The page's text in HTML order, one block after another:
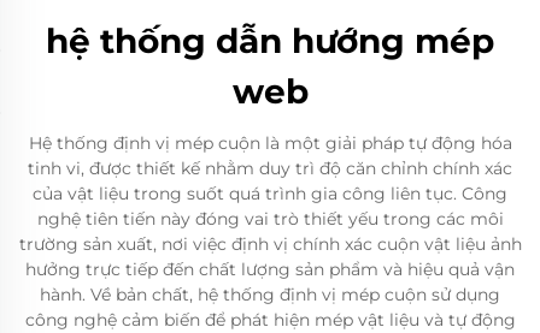
hệ thống dẫn hướng mép
web
Hệ thống định vị mép cuộn là một giải pháp tự động hóa
tinh vi, được thiết kế nhằm duy trì độ căn chỉnh chính xác
của vật liệu trong suốt quá trình gia công liên tục. Công
nghệ tiên tiến này đóng vai trò thiết yếu trong các môi
trường sản xuất, nơi việc định vị chính xác cuộn vật liệu ảnh
hưởng trực tiếp đến chất lượng sản phẩm và hiệu quả vận
hành. Về bản chất, hệ thống định vị mép cuộn sử dụng
công nghệ cảm biến để phát hiện mép vật liệu và tự động